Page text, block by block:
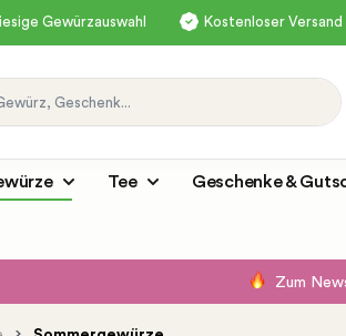
Gewürzauswahl Kostenloser Versand
Tee Geschenke &
Zum